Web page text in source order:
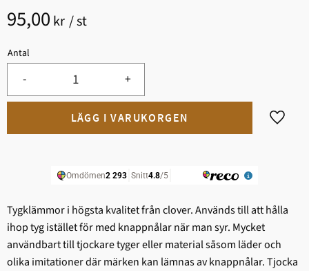
95,00 kr /st
Antal
+
-
Lägg
Tygklämmor i högsta kvalitet från clover. Används till att hålla
ihop tyg istället för med knappnålar när man syr. Mycket
användbart till tjockare tyger eller material såsom läder och
olika imitationer där märken kan lämnas av knappnålar. Tjocka